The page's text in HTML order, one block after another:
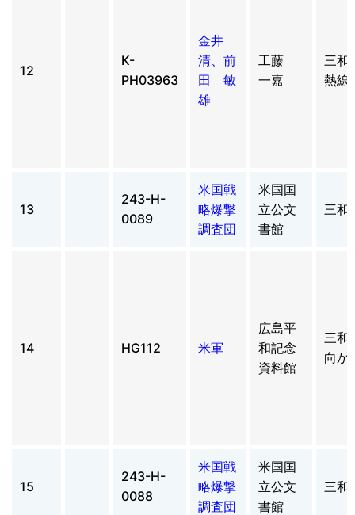
12
K-
PH03963
金井
清、前
田 敏
雄
工藤
一嘉
三和
熱線
13
243-H-
0089
米国戦
略爆撃
調査団
米国国
立公文
書館
三和
14 HG112 米軍
広島平
和記念
資料館
三和
向か
15
243-H-
0088
米国戦
略爆撃
調査団
米国国
立公文
書館
三和